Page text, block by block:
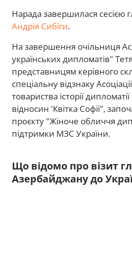
Нарада завершилася сесією
Андрія Сибіги.
На завершення очільниця
українських дипломатів"
представницям керівного
спеціальну відзнаку
товариства історії
відносин 'Квітка Софії",
проєкту "Жіноче обличчя
підтримки МЗС України.
Що відомо про візит
Азербайджану до